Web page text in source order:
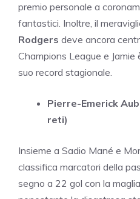
premio personale a
fantastici. Inoltre, il
Rodgers deve ancora
Champions League e
suo record stagionale.
Pierre-Emerick
reti)
Insieme a Sadio Mané e
classifica marcatori della
segno a 22 gol con la